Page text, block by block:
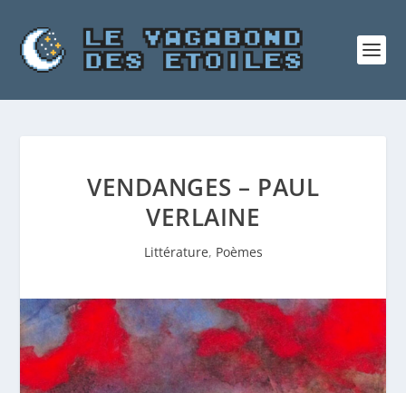
VENDANGES – PAUL
VERLAINE
Littérature, Poèmes